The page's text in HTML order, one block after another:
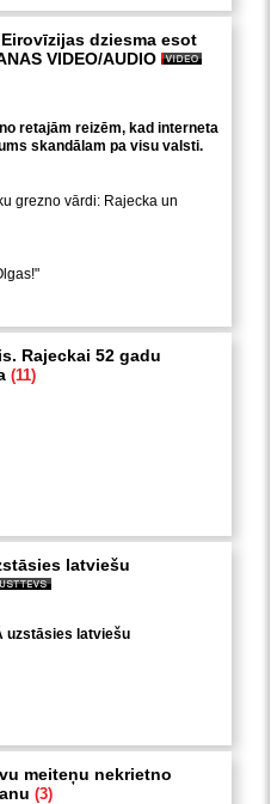
dziesma esot
VIDEO/AUDIO
retajām reizēm, kad interneta
skandālam pa visu valsti.
grezno vārdi: Rajecka un
Rajeckai 52 gadu
(11)
latviešu
uzstāsies latviešu
meiteņu nekrietno
(3)